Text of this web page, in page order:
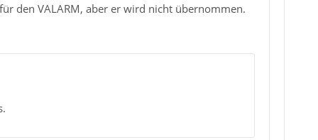
den VALARM, aber er wird nicht übernommen.